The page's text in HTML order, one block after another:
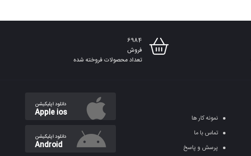
6984
فروش
تعداد محصولات فروخته شده
نمونه کار ها
تماس با ما
پرسش و پاسخ
دانلود اپلیکیشن
Apple ios
دانلود اپلیکیشن
Android